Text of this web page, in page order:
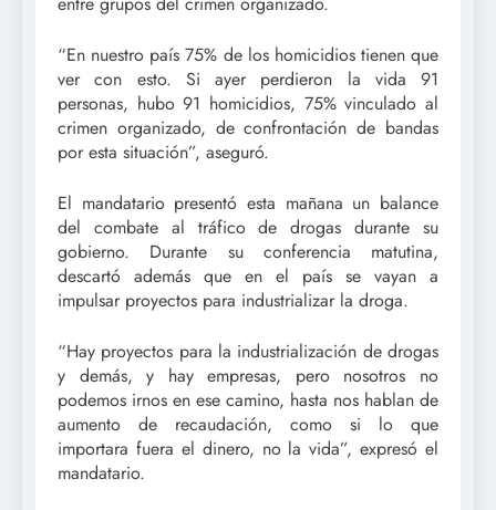
“En nuestro país 75% de los homicidios tienen que
ver con esto. Si ayer perdieron la vida 91
personas, hubo 91 homicidios, 75% vinculado al
crimen organizado, de confrontación de bandas
por esta situación”, aseguró.
El mandatario presentó esta mañana un balance
del combate al tráfico de drogas durante su
gobierno. Durante su conferencia matutina,
descartó además que en el país se vayan a
impulsar proyectos para industrializar la droga.
“Hay proyectos para la industrialización de drogas
y demás, y hay empresas, pero nosotros no
podemos irnos en ese camino, hasta nos hablan de
aumento de recaudación, como si lo que
importara fuera el dinero, no la vida”, expresó el
mandatario.